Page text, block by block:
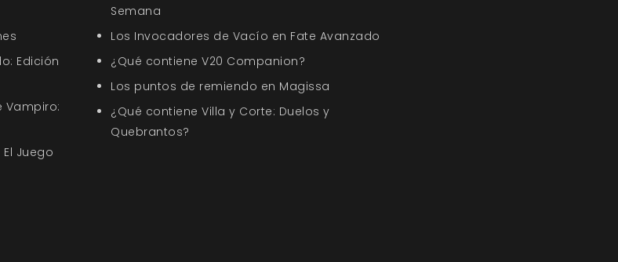
Edición
Vampiro:
Juego
Semana
Los Invocadores de Vacío en Fate Avanzado
¿Qué contiene V20 Companion?
Los puntos de remiendo en Magissa
¿Qué contiene Villa y Corte: Duelos y
Quebrantos?